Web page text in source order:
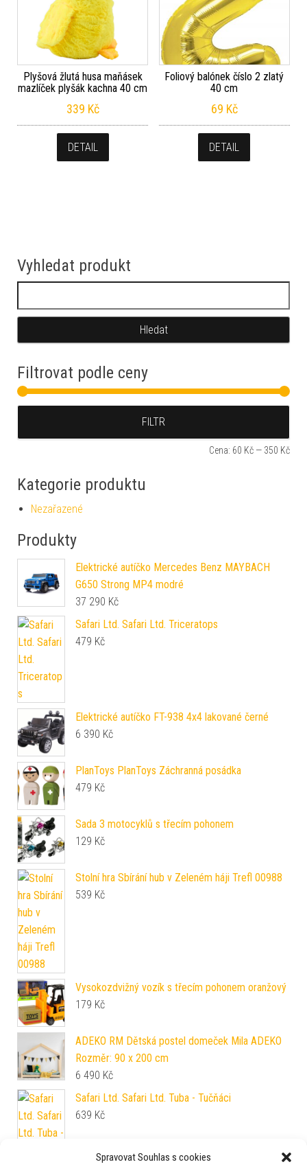
Spravovat Souhlas s cookies
Plyšová žlutá husa maňásek
mazlíček plyšák kachna 40 cm
339 Kč
DETAIL
Foliový balónek číslo 2 zlatý
40 cm
69 Kč
DETAIL
Vyhledat produkt
Filtrovat podle ceny
FILTR
Cena: 60 Kč — 350 Kč
Kategorie produktu
Nezařazené
Produkty
Elektrické autíčko Mercedes Benz MAYBACH
G650 Strong MP4 modré
37 290 Kč
Safari Ltd. Safari Ltd. Triceratops
479 Kč
Elektrické autíčko FT-938 4x4 lakované černé
6 390 Kč
PlanToys PlanToys Záchranná posádka
479 Kč
Sada 3 motocyklů s třecím pohonem
129 Kč
Stolní hra Sbírání hub v Zeleném háji Trefl 00988
539 Kč
Vysokozdvižný vozík s třecím pohonem oranžový
179 Kč
ADEKO RM Dětská postel domeček Mila ADEKO
Rozměr: 90 x 200 cm
6 490 Kč
Safari Ltd. Safari Ltd. Tuba - Tučňáci
639 Kč